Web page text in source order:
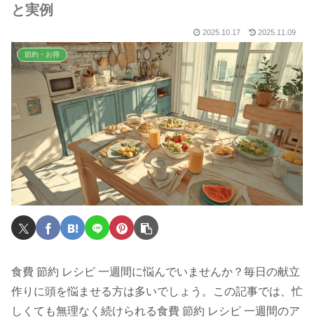
と実例
2025.10.17 2025.11.09
節約・お得
食費 節約 レシピ 一週間に悩んでいませんか？毎日の献立
作りに頭を悩ませる方は多いでしょう。この記事では、忙
しくても無理なく続けられる食費 節約 レシピ 一週間のア